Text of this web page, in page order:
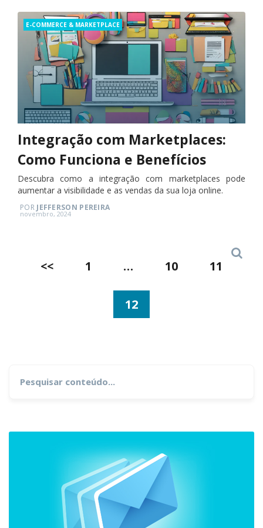
Categories
E-COMMERCE & MARKETPLACE
Integração com Marketplaces:
Como Funciona e Benefícios
Descubra como a integração com marketplaces pode
aumentar a visibilidade e as vendas da sua loja online.
PORJEFFERSON PEREIRA
Posted
novembro, 2024
Paginação
<< 1 … 10 11
12
Search